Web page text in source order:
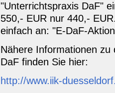
"Unterrichtspraxis DaF"
550,- EUR nur 440,-
einfach an: "E-DaF-
Nähere Informationen
DaF finden Sie hier:
http://www.iik-